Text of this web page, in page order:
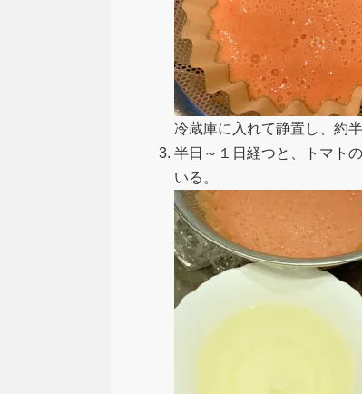
冷蔵庫に入れて静置し、約
半日～１日経つと、トマト
いる。